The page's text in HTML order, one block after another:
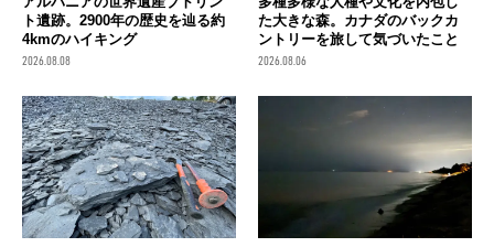
ト遺跡。2900年の歴史を辿る約
4kmのハイキング
2026.08.08
た大きな森。カナダのバックカ
ントリーを旅して気づいたこと
2026.08.06